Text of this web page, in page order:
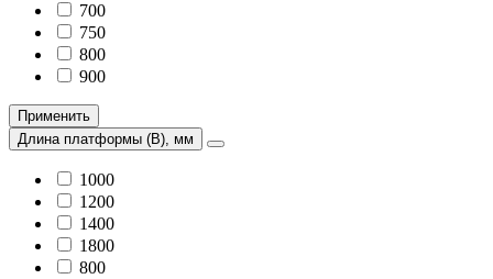
700
750
800
900
Применить
Длина платформы (В), мм
1000
1200
1400
1800
800